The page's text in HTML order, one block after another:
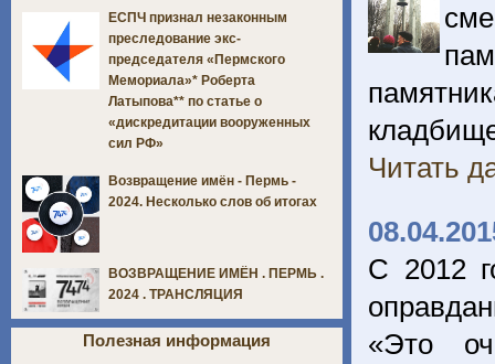
Читать
С 2012
«Это
ЕСПЧ признал незаконным
преследование экс-
председателя «Пермского
Мемориала»* Роберта
Латыпова** по статье о
«дискредитации вооруженных
сил РФ»
Возвращение имён - Пермь -
2024. Несколько слов об итогах
ВОЗВРАЩЕНИЕ ИМЁН . ПЕРМЬ .
2024 . ТРАНСЛЯЦИЯ
Полезная информация